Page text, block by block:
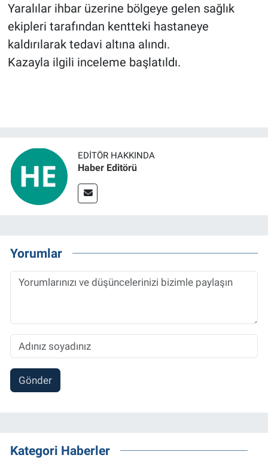
Yaralılar ihbar üzerine bölgeye gelen sağlık
ekipleri tarafından kentteki hastaneye
kaldırılarak tedavi altına alındı.
Kazayla ilgili inceleme başlatıldı.
EDITÖR HAKKINDA
Haber Editörü
Yorumlar
Gönder
Kategori Haberler